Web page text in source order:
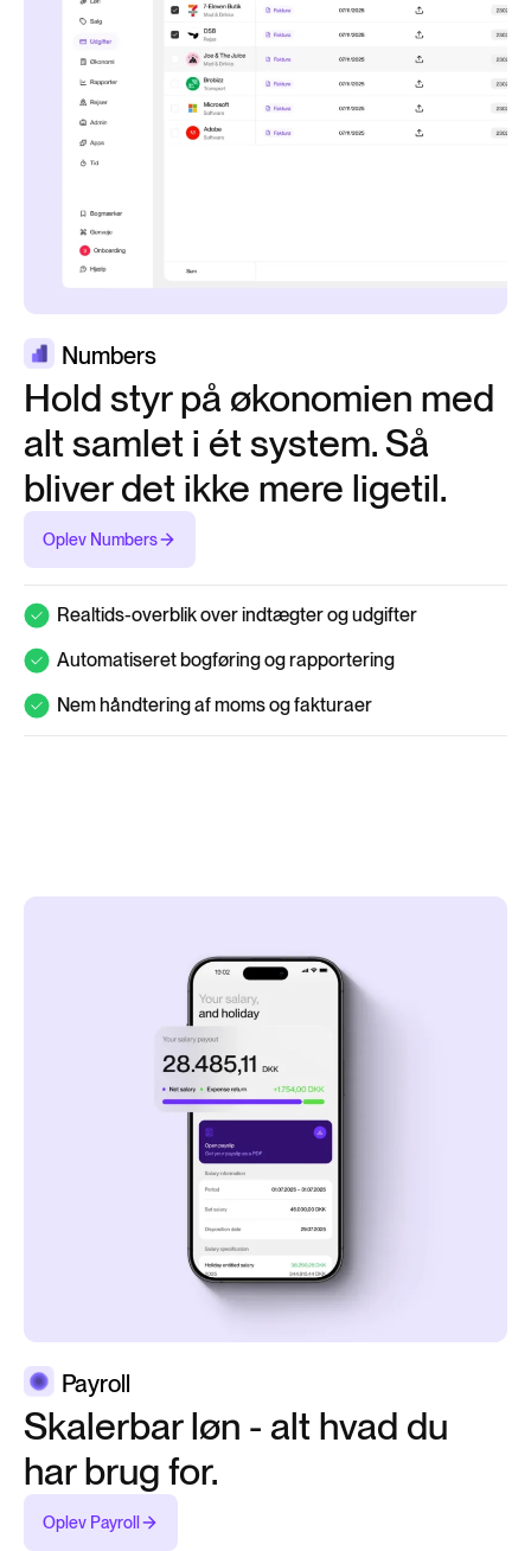
Numbers
Hold styr på økonomien med
alt samlet i ét system. Så
bliver det ikke mere ligetil.
Oplev Numbers
Realtids-overblik over indtægter og udgifter
Automatiseret bogføring og rapportering
Nem håndtering af moms og fakturaer
Payroll
Skalerbar løn - alt hvad du
har brug for.
Oplev Payroll